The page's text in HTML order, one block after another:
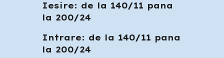
Iesire: de la 140/11 pana
la 200/24
Intrare: de la 140/11 pana
la 200/24